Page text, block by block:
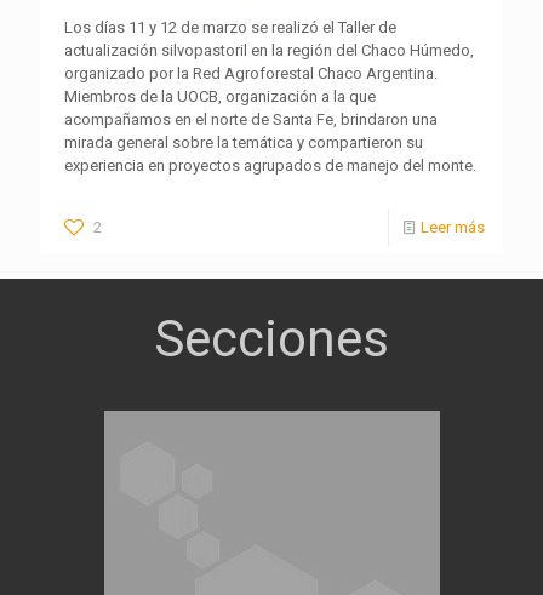
Los días 11 y 12 de marzo se realizó el Taller de
actualización silvopastoril en la región del Chaco Húmedo,
organizado por la Red Agroforestal Chaco Argentina.
Miembros de la UOCB, organización a la que
acompañamos en el norte de Santa Fe, brindaron una
mirada general sobre la temática y compartieron su
experiencia en proyectos agrupados de manejo del monte.
2 Leer más